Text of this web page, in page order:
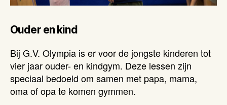
Ouder en kind
Bij G.V. Olympia is er voor de jongste kinderen tot
vier jaar ouder- en kindgym. Deze lessen zijn
speciaal bedoeld om samen met papa, mama,
oma of opa te komen gymmen.